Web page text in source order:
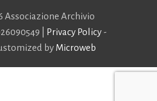
Associazione Archivio
| Privacy Policy -
by Microweb